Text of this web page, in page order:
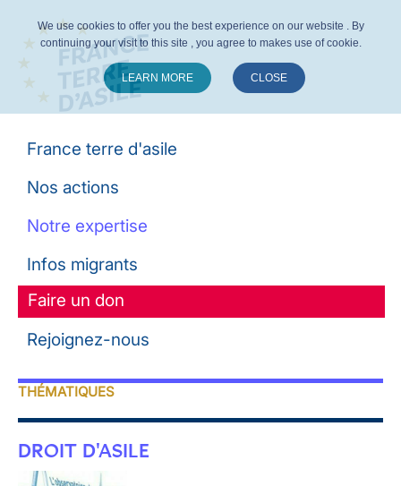
France terre d'asile
Nos actions
Notre expertise
Infos migrants
Faire un don
Rejoignez-nous
THÉMATIQUES
DROIT D'ASILE
We use cookies to offer you the best experience on our website . By
continuing your visit to this site , you agree to makes use of cookie.
LEARN MORE CLOSE